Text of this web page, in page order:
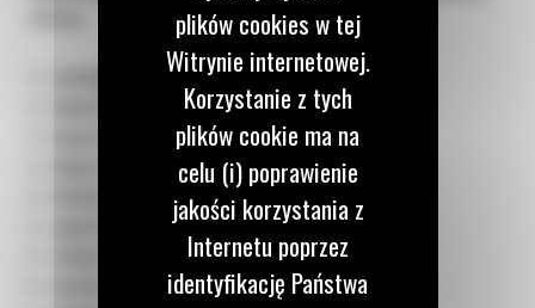
koparko-ładowarki,
koparki gąsienicowe,
ładowarki kołowe,
równiarki samobieżne,
wozidła technologiczne,
plików cookies w tej
Witrynie internetowej.
Korzystanie z tych
plików cookie ma na
celu (i) poprawienie
jakości korzystania z
Internetu poprzez
identyfikację Państwa